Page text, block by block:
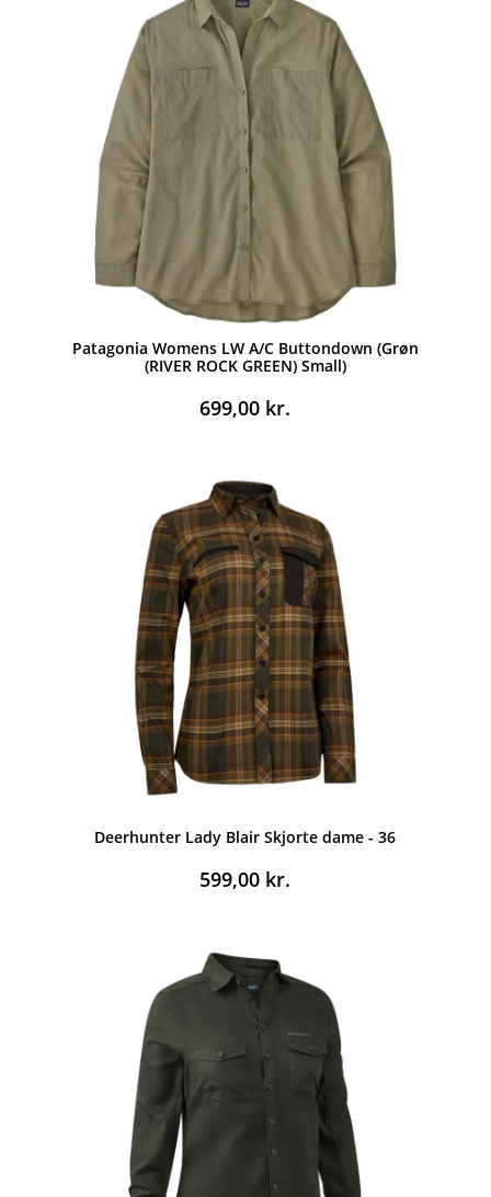
Patagonia Womens LW A/C Buttondown (Grøn
(RIVER ROCK GREEN) Small)
699,00 kr.
Deerhunter Lady Blair Skjorte dame - 36
599,00 kr.